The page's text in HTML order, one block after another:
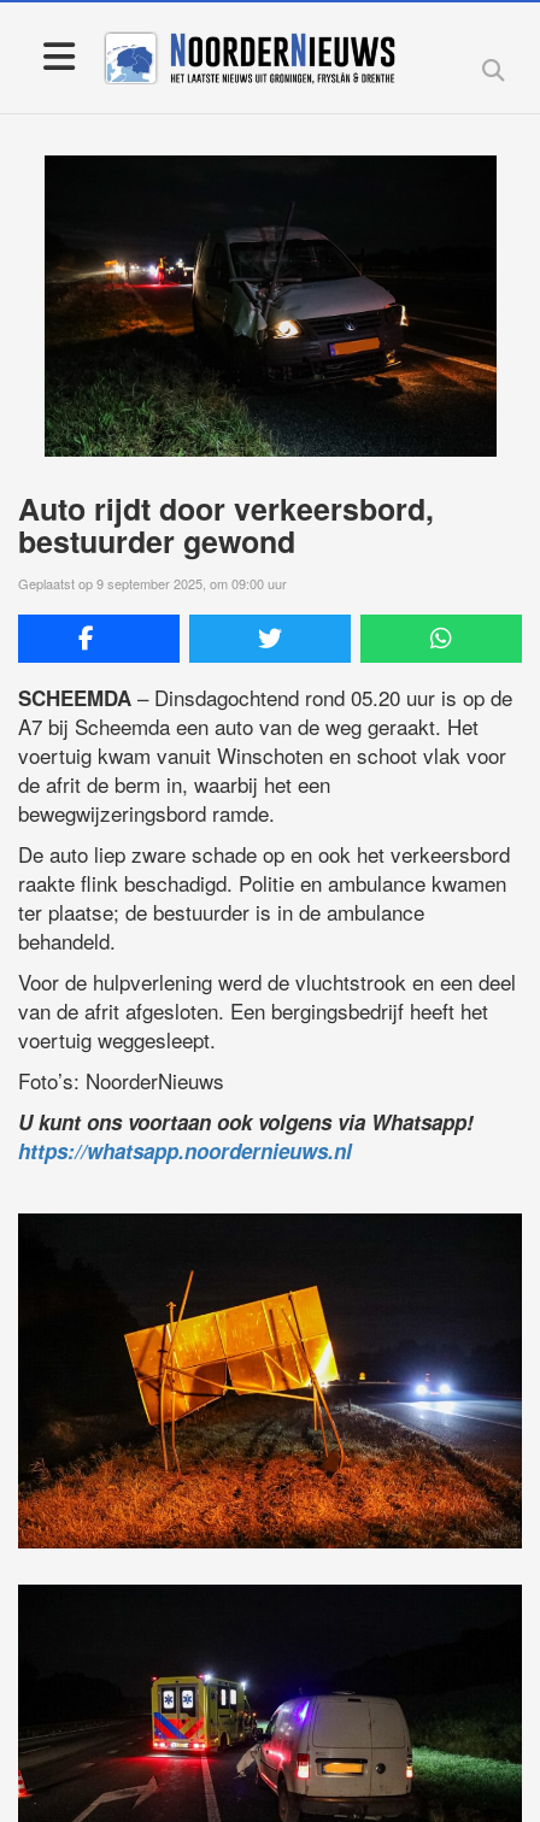
Auto rijdt door verkeersbord,
bestuurder gewond
Geplaatst op 9 september 2025, om 09:00 uur
SCHEEMDA – Dinsdagochtend rond 05.20 uur is op de
A7 bij Scheemda een auto van de weg geraakt. Het
voertuig kwam vanuit Winschoten en schoot vlak voor
de afrit de berm in, waarbij het een
bewegwijzeringsbord ramde.
De auto liep zware schade op en ook het verkeersbord
raakte flink beschadigd. Politie en ambulance kwamen
ter plaatse; de bestuurder is in de ambulance
behandeld.
Voor de hulpverlening werd de vluchtstrook en een deel
van de afrit afgesloten. Een bergingsbedrijf heeft het
voertuig weggesleept.
Foto’s: NoorderNieuws
U kunt ons voortaan ook volgens via Whatsapp!
https://whatsapp.noordernieuws.nl